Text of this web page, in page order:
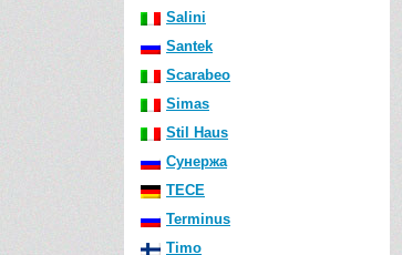
Salini
Santek
Scarabeo
Simas
Stil Haus
Сунержа
TECE
Terminus
Timo